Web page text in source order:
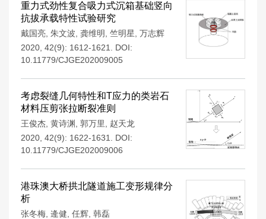
重力式劲性复合吸力式沉箱基础竖向
抗拔承载特性试验研究
戴国亮 朱文波 龚维明 竺明星 万志辉
2020, 42(9): 1612-1621.
DOI:
10.11779/CJGE202009005
考虑裂缝几何特性和T应力的类岩石
材料压剪张拉断裂准则
王俊杰 黄诗渊 郭万里
赵天龙
2020, 42(9): 1622-1631.
DOI:
10.11779/CJGE202009006
港珠澳大桥拱北隧道施工变形规律分
析
张冬梅 逄健 任辉 韩磊